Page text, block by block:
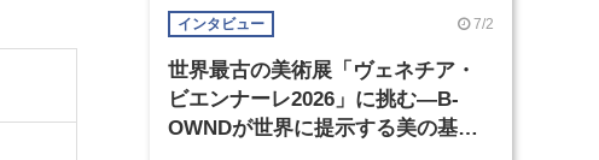
インタビュー 7/2
世界最古の美術展「ヴェネチア・
ビエンナーレ2026」に挑む―B-
OWNDが世界に提示する美の基準